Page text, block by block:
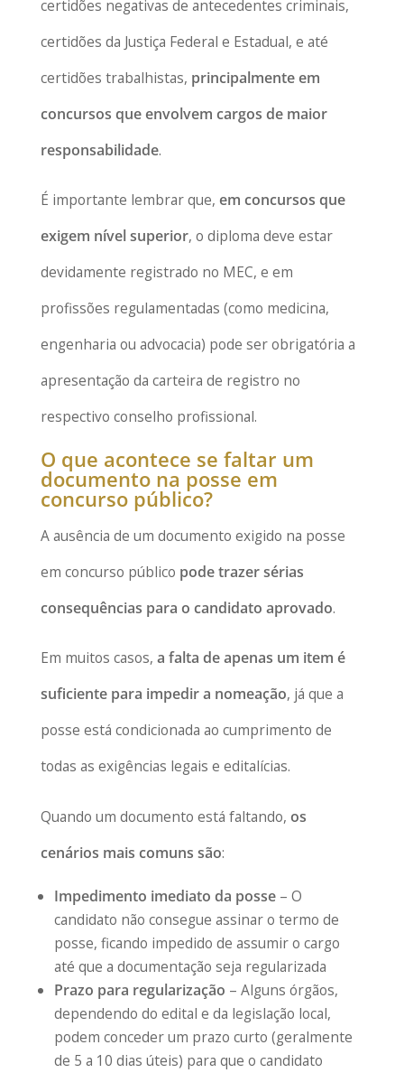
certidões negativas de antecedentes criminais,
certidões da Justiça Federal e Estadual, e até
certidões trabalhistas, principalmente em
concursos que envolvem cargos de maior
responsabilidade.
É importante lembrar que, em concursos que
exigem nível superior, o diploma deve estar
devidamente registrado no MEC, e em
profissões regulamentadas (como medicina,
engenharia ou advocacia) pode ser obrigatória a
apresentação da carteira de registro no
respectivo conselho profissional.
O que acontece se faltar um
documento na posse em
concurso público?
A ausência de um documento exigido na posse
em concurso público pode trazer sérias
consequências para o candidato aprovado.
Em muitos casos, a falta de apenas um item é
suficiente para impedir a nomeação, já que a
posse está condicionada ao cumprimento de
todas as exigências legais e editalícias.
Quando um documento está faltando, os
cenários mais comuns são:
Impedimento imediato da posse – O
candidato não consegue assinar o termo de
posse, ficando impedido de assumir o cargo
até que a documentação seja regularizada
Prazo para regularização – Alguns órgãos,
dependendo do edital e da legislação local,
podem conceder um prazo curto (geralmente
de 5 a 10 dias úteis) para que o candidato